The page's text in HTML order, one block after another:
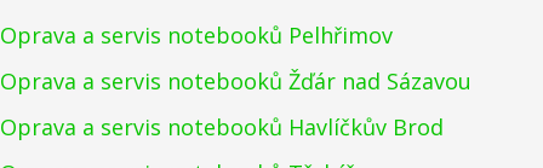
Oprava a servis notebooků Pelhřimov
Oprava a servis notebooků Žďár nad Sázavou
Oprava a servis notebooků Havlíčkův Brod